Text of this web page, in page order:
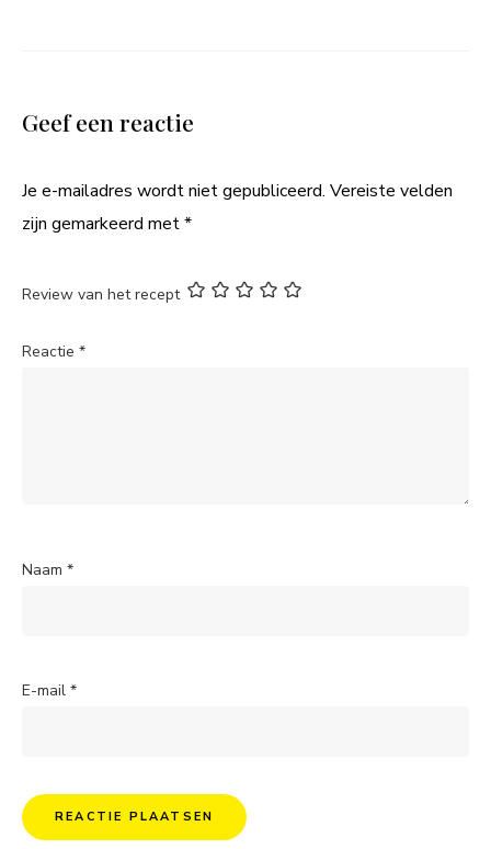
Geef een reactie
Je e-mailadres wordt niet gepubliceerd. Vereiste velden
zijn gemarkeerd met*
Review van het recept
Reactie *
Naam *
E-mail *